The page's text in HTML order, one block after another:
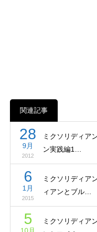
関連記事
28
9月
2012
ミクソリディア
ン実践編1…
6
1月
2015
ミクソリディア
ィアンとブル…
5
ミクソリディア